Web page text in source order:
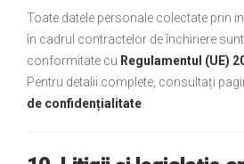
Toate datele personale colectate prin
în cadrul contractelor de închiriere
conformitate cu Regulamentul (UE)
Pentru detalii complete, consultați
de confidențialitate